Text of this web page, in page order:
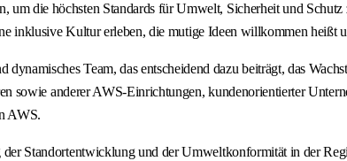
um die höchsten Standards für Umwelt, Sicherheit und
inklusive Kultur erleben, die mutige Ideen willkommen heißt
dynamisches Team, das entscheidend dazu beiträgt, das
sowie anderer AWS-Einrichtungen, kundenorientierter
AWS.
Standortentwicklung und der Umweltkonformität in der